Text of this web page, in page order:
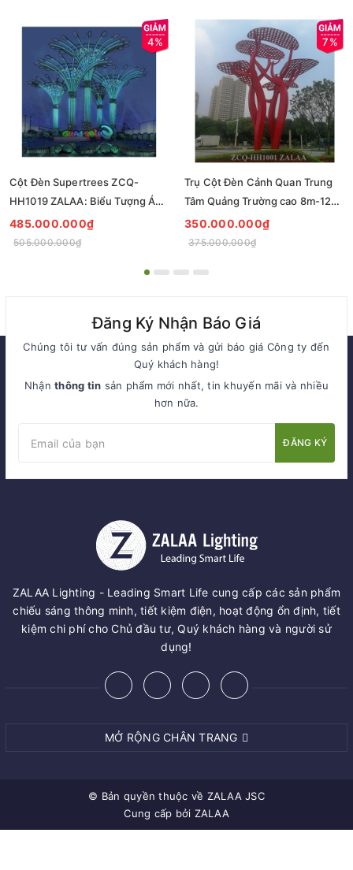
4%
Cột Đèn Supertrees ZCQ-
HH1019 ZALAA: Biểu Tượng Ánh
Sáng Cho Đại Đô Thị
485.000.000₫
505.000.000₫
7%
Trụ Cột Đèn Cảnh Quan Trung
Tâm Quảng Trường cao 8m-12m
ZCQ-HH1001 ZALAA Fortune
Tree Series
350.000.000₫
375.000.000₫
Đăng Ký Nhận Báo Giá
Chúng tôi tư vấn đúng sản phẩm và gửi báo giá Công ty đến
Quý khách hàng!
Nhậnthông tin sản phẩm mới nhất, tin khuyến mãi và nhiều
hơn nữa.
ĐĂNG KÝ
ZALAA Lighting - Leading Smart Life cung cấp các sản phẩm
chiếu sáng thông minh, tiết kiệm điện, hoạt động ổn định, tiết
kiệm chi phí cho Chủ đầu tư, Quý khách hàng và người sử
dụng!
MỞ RỘNG CHÂN TRANG
© Bản quyền thuộc về ZALAA JSC
Cung cấp bởi ZALAA